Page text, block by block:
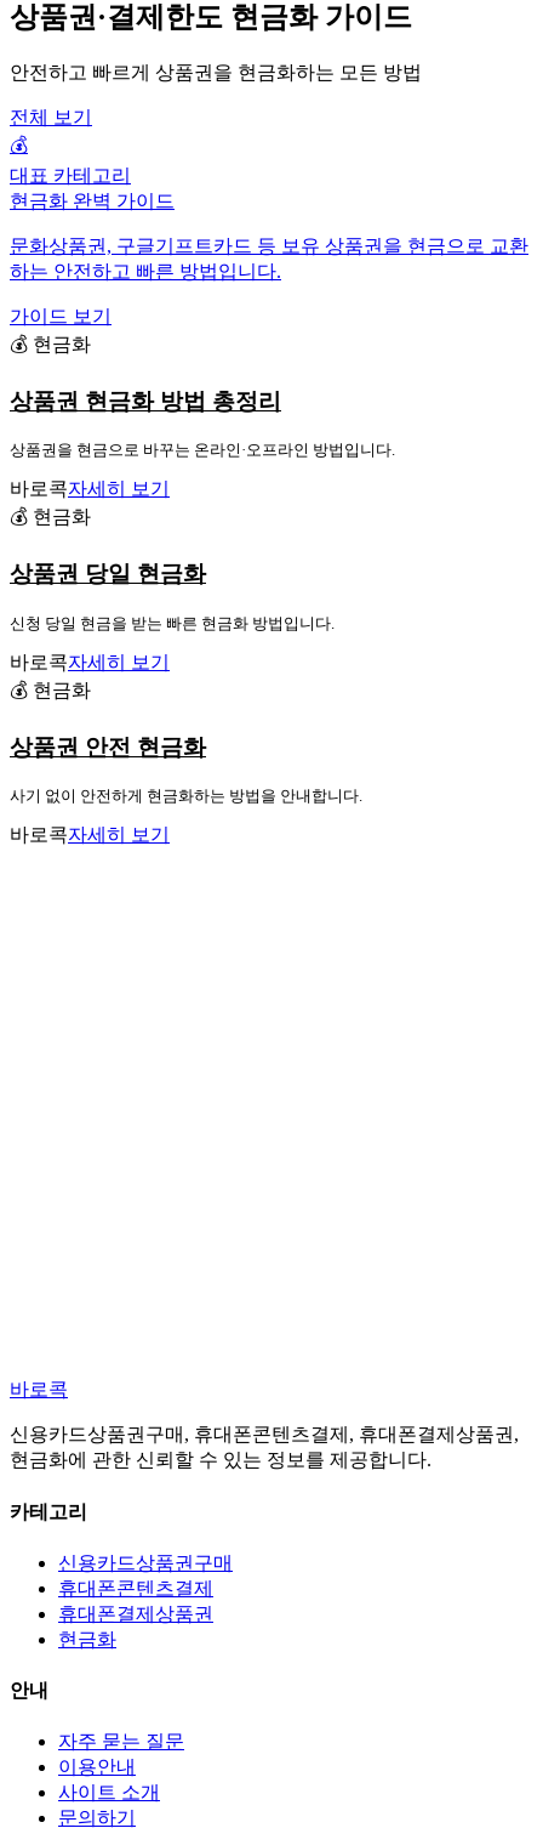
상품권·결제한도 현금화 가이드
안전하고 빠르게 상품권을 현금화하는 모든 방법
전체 보기
💰
대표 카테고리
현금화 완벽 가이드
문화상품권, 구글기프트카드 등 보유 상품권을 현금으로 교환
하는 안전하고 빠른 방법입니다.
가이드 보기
💰 현금화
상품권 현금화 방법 총정리
상품권을 현금으로 바꾸는 온라인·오프라인 방법입니다.
바로콕자세히 보기
💰 현금화
상품권 당일 현금화
신청 당일 현금을 받는 빠른 현금화 방법입니다.
바로콕자세히 보기
💰 현금화
상품권 안전 현금화
사기 없이 안전하게 현금화하는 방법을 안내합니다.
바로콕자세히 보기
바로콕
신용카드상품권구매, 휴대폰콘텐츠결제, 휴대폰결제상품권,
현금화에 관한 신뢰할 수 있는 정보를 제공합니다.
카테고리
신용카드상품권구매
휴대폰콘텐츠결제
휴대폰결제상품권
현금화
안내
자주 묻는 질문
이용안내
사이트 소개
문의하기